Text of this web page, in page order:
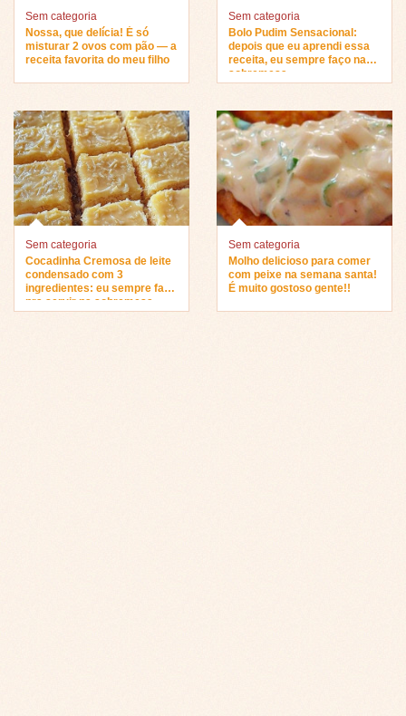
Sem categoria
Nossa, que delícia! É só
misturar 2 ovos com pão — a
receita favorita do meu filho
Sem categoria
Bolo Pudim Sensacional:
depois que eu aprendi essa
receita, eu sempre faço na
sobremesa…
Sem categoria
Cocadinha Cremosa de leite
condensado com 3
ingredientes: eu sempre faço
pra servir na sobremesa…
Sem categoria
Molho delicioso para comer
com peixe na semana santa!
É muito gostoso gente!!